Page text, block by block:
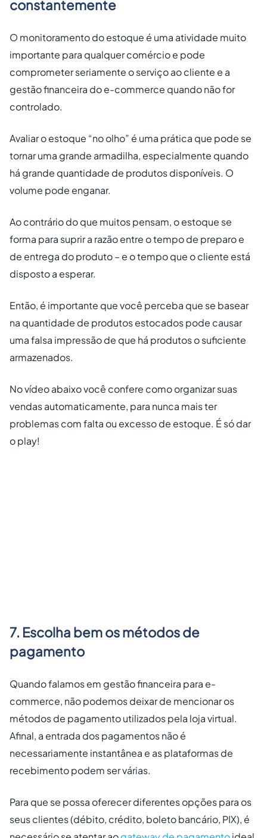
constantemente
O monitoramento do estoque é uma atividade muito
importante para qualquer comércio e pode
comprometer seriamente o serviço ao cliente e a
gestão financeira do e-commerce quando não for
controlado.
Avaliar o estoque “no olho” é uma prática que pode se
tornar uma grande armadilha, especialmente quando
há grande quantidade de produtos disponíveis. O
volume pode enganar.
Ao contrário do que muitos pensam, o estoque se
forma para suprir a razão entre o tempo de preparo e
de entrega do produto – e o tempo que o cliente está
disposto a esperar.
Então, é importante que você perceba que se basear
na quantidade de produtos estocados pode causar
uma falsa impressão de que há produtos o suficiente
armazenados.
No vídeo abaixo você confere como organizar suas
vendas automaticamente, para nunca mais ter
problemas com falta ou excesso de estoque. É só dar
o play!
7. Escolha bem os métodos de
pagamento
Quando falamos em gestão financeira para e-
commerce, não podemos deixar de mencionar os
métodos de pagamento utilizados pela loja virtual.
Afinal, a entrada dos pagamentos não é
necessariamente instantânea e as plataformas de
recebimento podem ser várias.
Para que se possa oferecer diferentes opções para os
seus clientes (débito, crédito, boleto bancário, PIX), é